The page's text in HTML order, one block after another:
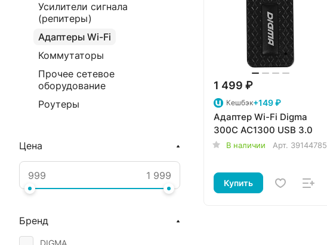
1 499 ₽
Кешбэк+149 ₽
Адаптер Wi-Fi Digma
300C AC1300 USB 3.0
В наличии Арт. 39144785
Купить
Усилители сигнала
(репитеры)
Адаптеры Wi-Fi
Коммутаторы
Прочее сетевое
оборудование
Роутеры
Цена
Бренд
DIGMA